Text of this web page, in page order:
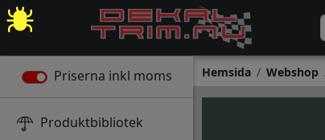
Priserna inkl moms
Produktbibliotek
Hemsida Webshop